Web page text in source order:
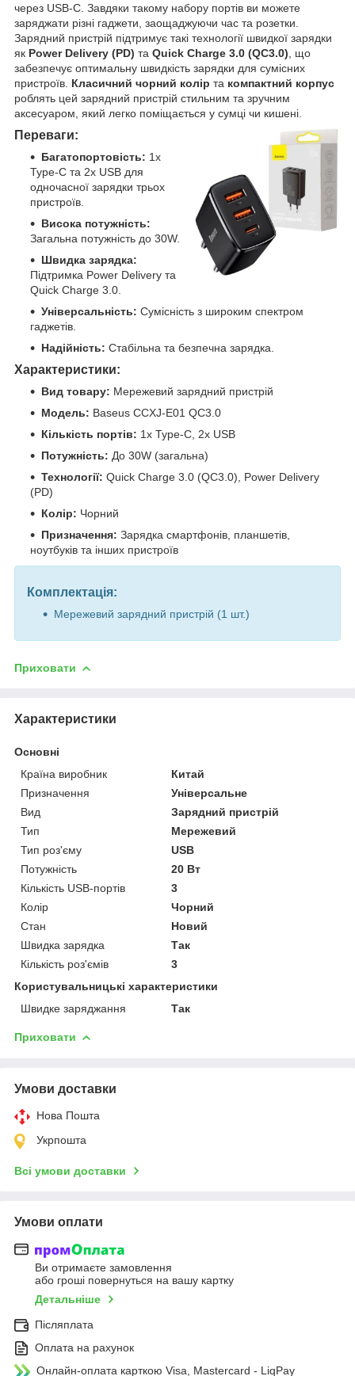
через USB-C. Завдяки такому набору портів ви можете
заряджати різні гаджети, заощаджуючи час та розетки.
Зарядний пристрій підтримує такі технології швидкої зарядки
як Power Delivery (PD) та Quick Charge 3.0 (QC3.0) , що
забезпечує оптимальну швидкість зарядки для сумісних
пристроїв. Класичний чорний колір та компактний корпус
роблять цей зарядний пристрій стильним та зручним
аксесуаром, який легко поміщається у сумці чи кишені.
Переваги:
Багатопортовість: 1x
Type-C та 2x USB для
одночасної зарядки трьох
пристроїв.
Висока потужність:
Загальна потужність до 30W.
Швидка зарядка:
Підтримка Power Delivery та
Quick Charge 3.0.
Універсальність: Сумісність з широким спектром
гаджетів.
Надійність: Стабільна та безпечна зарядка.
Характеристики:
Вид товару: Мережевий зарядний пристрій
Модель: Baseus CCXJ-E01 QC3.0
Кількість портів: 1x Type-C, 2x USB
Потужність: До 30W (загальна)
Технології: Quick Charge 3.0 (QC3.0), Power Delivery
(PD)
Колір: Чорний
Призначення: Зарядка смартфонів, планшетів,
ноутбуків та інших пристроїв
Комплектація:
Мережевий зарядний пристрій (1 шт.)
Приховати
Характеристики
Основні
Країна виробник
Китай
Призначення
Універсальне
Вид
Зарядний пристрій
Тип
Мережевий
Тип роз'єму
USB
Потужність
20 Вт
Кількість USB-портів
3
Колір
Чорний
Стан
Новий
Швидка зарядка
Так
Кількість роз'ємів
3
Користувальницькі характеристики
Швидке заряджання
Так
Приховати
Умови доставки
Нова Пошта
Укрпошта
Всі умови доставки
Умови оплати
Ви отримаєте замовлення
або гроші повернуться на вашу картку
Детальніше
Післяплата
Оплата на рахунок
Онлайн-оплата карткою Visa, Mastercard - LiqPay